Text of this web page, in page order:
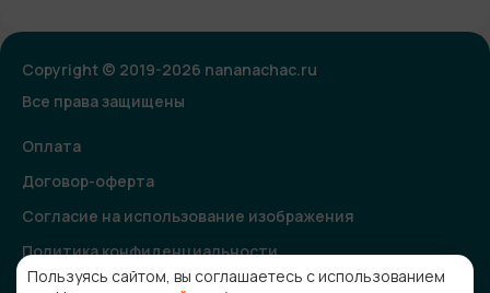
Copyright © 2019-2026 nananachac.ru
Все права защищены
Оплата
Договор-оферта
Согласие на использование изображения
Политика конфиденциальности
Согласие на получение рекламной и информационной
Пользуясь сайтом, вы соглашаетесь с использованием